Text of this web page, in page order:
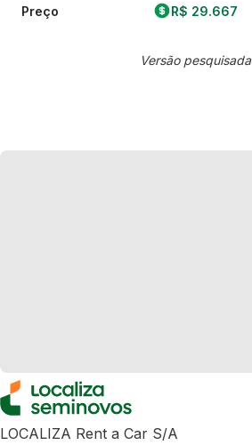
Preço R$ 29.667
Versão pesquisada
LOCALIZA Rent a Car S/A